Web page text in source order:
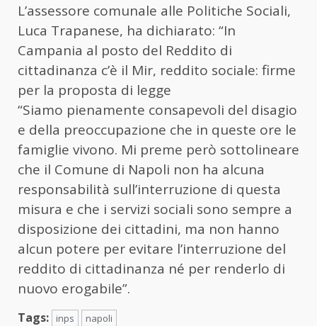
L’assessore comunale alle Politiche Sociali,
Luca Trapanese, ha dichiarato: “In
Campania al posto del Reddito di
cittadinanza c’è il Mir, reddito sociale: firme
per la proposta di legge
“Siamo pienamente consapevoli del disagio
e della preoccupazione che in queste ore le
famiglie vivono. Mi preme però sottolineare
che il Comune di Napoli non ha alcuna
responsabilità sull’interruzione di questa
misura e che i servizi sociali sono sempre a
disposizione dei cittadini, ma non hanno
alcun potere per evitare l’interruzione del
reddito di cittadinanza né per renderlo di
nuovo erogabile”.
Tags: inps napoli